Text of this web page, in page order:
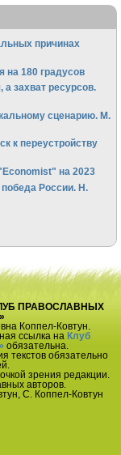
причинах
на 180 градусов
захват ресурсов.
сценарию. М.
к переустройству
на 2023
России. Н.
ПРАВОСЛАВНЫХ
Коппел-Ковтун.
ссылка на Клуб
обязательна.
текстов обязательно
зрения редакции.
авторов.
С. Коппел-Ковтун